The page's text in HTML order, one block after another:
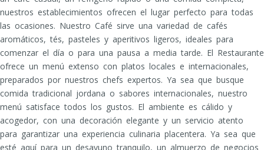
nuestros establecimientos ofrecen el lugar perfecto para todas
las ocasiones. Nuestro Café sirve una variedad de cafés
aromáticos, tés, pasteles y aperitivos ligeros, ideales para
comenzar el día o para una pausa a media tarde. El Restaurante
ofrece un menú extenso con platos locales e internacionales,
preparados por nuestros chefs expertos. Ya sea que busque
comida tradicional jordana o sabores internacionales, nuestro
menú satisface todos los gustos. El ambiente es cálido y
acogedor, con una decoración elegante y un servicio atento
para garantizar una experiencia culinaria placentera. Ya sea que
esté aquí para un desayuno tranquilo, un almuerzo de negocios